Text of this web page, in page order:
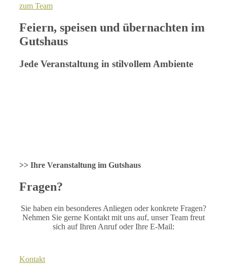
zum Team
Feiern, speisen und übernachten im
Gutshaus
Jede Veranstaltung in stilvollem Ambiente
>> Ihre Veranstaltung im Gutshaus
Fragen?
Sie haben ein besonderes Anliegen oder konkrete Fragen?
Nehmen Sie gerne Kontakt mit uns auf, unser Team freut
sich auf Ihren Anruf oder Ihre E-Mail:
Kontakt